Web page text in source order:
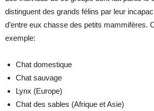
distinguent des grands félins par leur
d’entre eux chasse des petits mammifères.
exemple:
Chat domestique
Chat sauvage
Lynx (Europe)
Chat des sables (Afrique et Asie)